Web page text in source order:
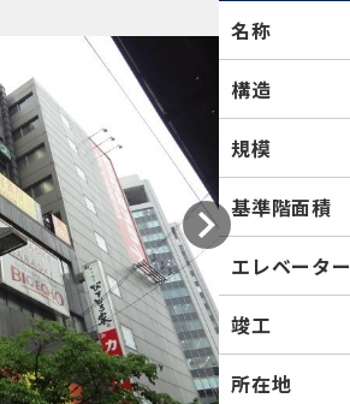
名称
構造
規模
基準階面積
エレベーター
竣工
所在地